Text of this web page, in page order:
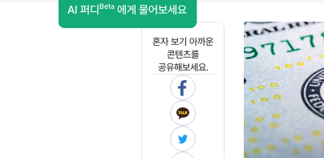
AI 퍼디 Beta 에게 물어보세요
혼자 보기 아까운
콘텐츠를
공유해보세요.